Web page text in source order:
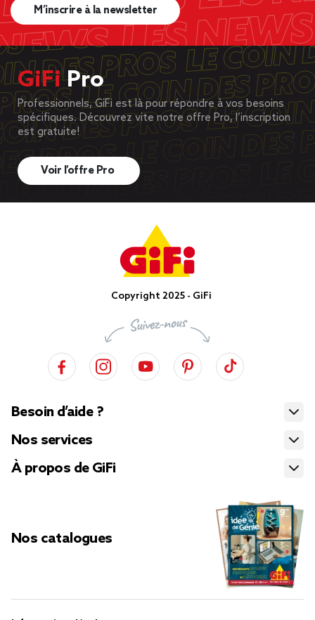
M’inscrire à la newsletter
GiFiPro
Professionnels, GiFi est là pour répondre à vos besoins
spécifiques. Découvrez vite notre offre Pro, l’inscription
est gratuite!
Voir l’offre Pro
Copyright 2025 - GiFi
Besoin d’aide ?
Nos services
À propos de GiFi
Nos catalogues